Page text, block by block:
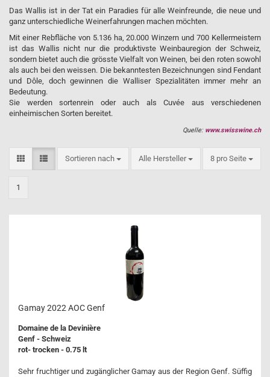
Das Wallis ist in der Tat ein Paradies für alle Weinfreunde, die neue und
ganz unterschiedliche Weinerfahrungen machen möchten.
Mit einer Rebfläche von 5.136 ha, 20.000 Winzern und 700 Kellermeistern
ist das Wallis nicht nur die produktivste Weinbauregion der Schweiz,
sondern bietet auch die grösste Vielfalt von Weinen, bei den roten sowohl
als auch bei den weissen. Die bekanntesten Bezeichnungen sind Fendant
und Dôle, doch gewinnen die Walliser Spezialitäten immer mehr an
Bedeutung.
Sie werden sortenrein oder auch als Cuvée aus verschiedenen
einheimischen Sorten bereitet.
Quelle: www.swisswine.ch
Sortieren nach
Sortieren nach Alle Hersteller 8 pro Seite
pro Seite
1
Gamay 2022 AOC Genf
Domaine de la Devinière
Genf - Schweiz
rot- trocken - 0.75 lt
Sehr fruchtiger und zugänglicher Gamay aus der Region Genf. Süffig